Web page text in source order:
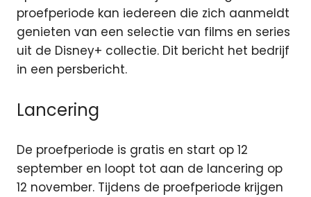
proefperiode kan iedereen die zich aanmeldt
genieten van een selectie van films en series
uit de Disney+ collectie. Dit bericht het bedrijf
in een persbericht.
Lancering
De proefperiode is gratis en start op 12
september en loopt tot aan de lancering op
12 november. Tijdens de proefperiode krijgen